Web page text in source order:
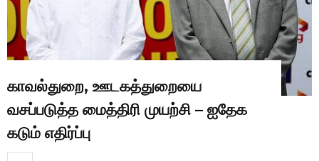
காவல்துறை, ஊடகத்துறையை
வசப்படுத்த மைத்திரி முயற்சி – ஐதேக
கடும் எதிர்ப்பு